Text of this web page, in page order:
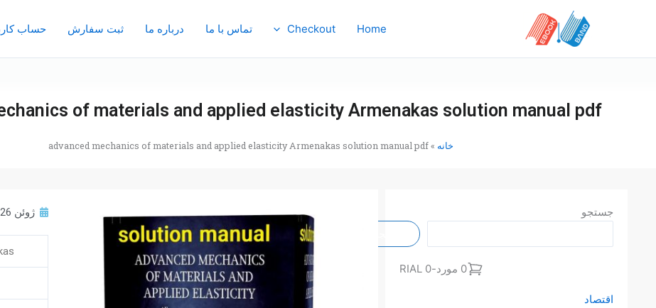
Home
Checkout تماس با ما درباره ما ثبت سفارش حساب
of materials and applied elasticity Armenakas solution manual pdf
خانه »
advanced mechanics of materials and applied elasticity Armenakas solution manual pdf
جستجو
0 مورد -
0 RIAL
اقتصاد
ژوئن 26, 2023